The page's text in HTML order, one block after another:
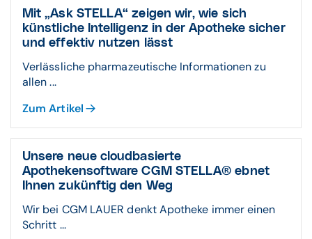
Mit „Ask STELLA“ zeigen wir, wie sich
künstliche Intelligenz in der Apotheke sicher
und effektiv nutzen lässt
Verlässliche pharmazeutische Informationen zu
allen ...
Zum Artikel
Unsere neue cloudbasierte
Apothekensoftware CGM STELLA® ebnet
Ihnen zukünftig den Weg
Wir bei CGM LAUER denkt Apotheke immer einen
Schritt ...